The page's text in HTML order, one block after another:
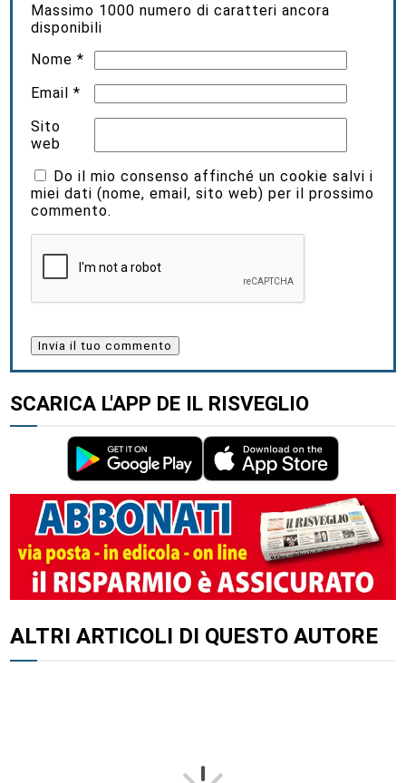
Massimo 1000 numero di caratteri ancora
disponibili
Nome*
Email*
Sito
web
Do il mio consenso affinché un cookie salvi i
miei dati (nome, email, sito web) per il prossimo
commento.
SCARICA L'APP DE IL RISVEGLIO
ALTRI ARTICOLI DI QUESTO AUTORE